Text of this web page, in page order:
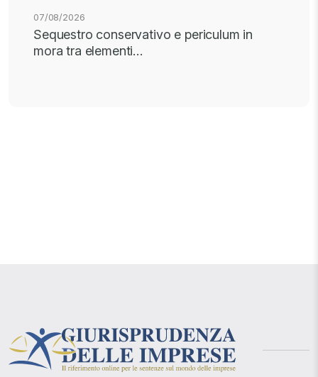
07/08/2026
Sequestro conservativo e periculum in
mora tra elementi…